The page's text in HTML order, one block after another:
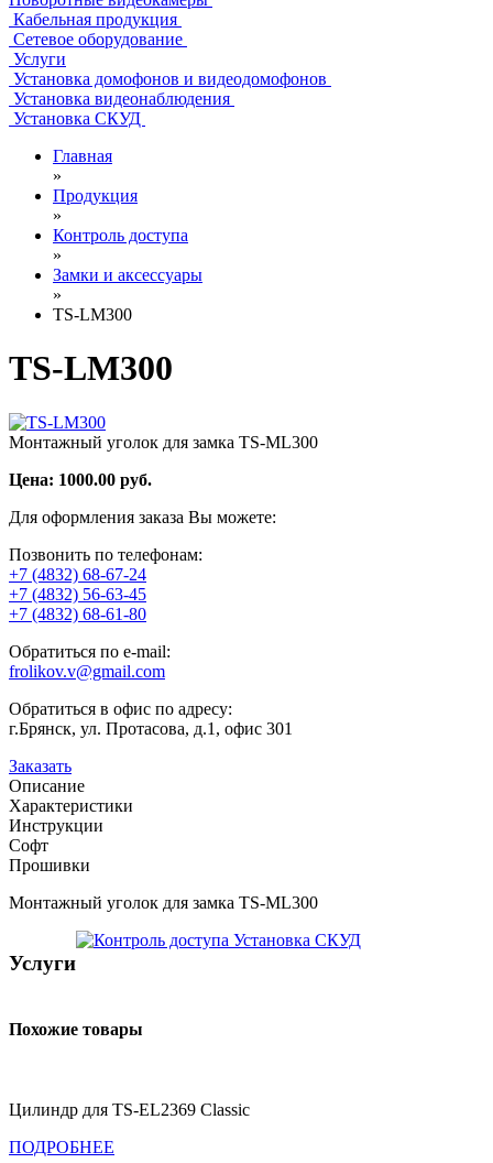
Кабельная продукция
Сетевое оборудование
Услуги
Установка домофонов и видеодомофонов
Установка видеонаблюдения
Установка СКУД
Главная
»
Продукция
»
Контроль доступа
»
Замки и аксессуары
»
TS-LM300
TS-LM300
Монтажный уголок для замка TS-ML300
Цена: 1000.00 руб.
Для оформления заказа Вы можете:
Позвонить по телефонам:
+7 (4832) 68-67-24
+7 (4832) 56-63-45
+7 (4832) 68-61-80
Обратиться по e-mail:
frolikov.v@gmail.com
Обратиться в офис по адресу:
г.Брянск, ул. Протасова, д.1, офис 301
Заказать
Описание
Характеристики
Инструкции
Софт
Прошивки
Монтажный уголок для замка TS-ML300
Услуги
Установка СКУД
Похожие товары
Цилиндр для TS-EL2369 Classic
ПОДРОБНЕЕ